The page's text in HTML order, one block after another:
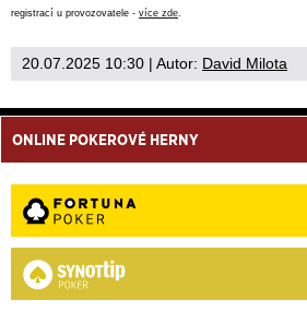
registrací u provozovatele - více zde.
20.07.2025 10:30 | Autor: David Milota
ONLINE POKEROVÉ HERNY